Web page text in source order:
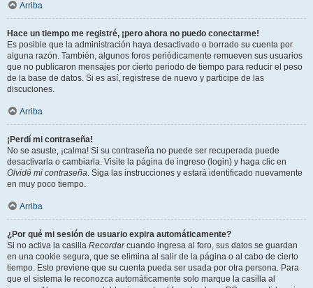
Arriba
Hace un tiempo me registré, ¡pero ahora no puedo conectarme!
Es posible que la administración haya desactivado o borrado su cuenta por
alguna razón. También, algunos foros periódicamente remueven sus usuarios
que no publicaron mensajes por cierto periodo de tiempo para reducir el peso
de la base de datos. Si es así, registrese de nuevo y participe de las
discuciones.
Arriba
¡Perdí mi contraseña!
No se asuste, ¡calma! Si su contraseña no puede ser recuperada puede
desactivarla o cambiarla. Visite la página de ingreso (login) y haga clic en
Olvidé mi contraseña. Siga las instrucciones y estará identificado nuevamente
en muy poco tiempo.
Arriba
¿Por qué mi sesión de usuario expira automáticamente?
Si no activa la casilla Recordarcuando ingresa al foro, sus datos se guardan
en una cookie segura, que se elimina al salir de la página o al cabo de cierto
tiempo. Esto previene que su cuenta pueda ser usada por otra persona. Para
que el sistema le reconozca automáticamente solo marque la casilla al